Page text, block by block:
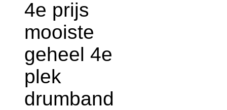
4e prijs
mooiste
geheel 4e
plek
drumband